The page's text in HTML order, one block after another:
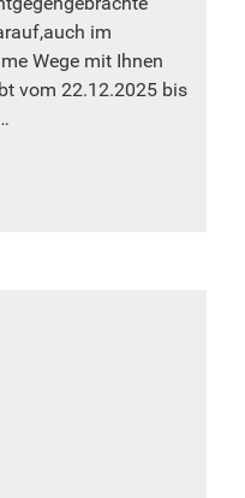
im
Wege mit Ihnen
vom 22.12.2025 bis